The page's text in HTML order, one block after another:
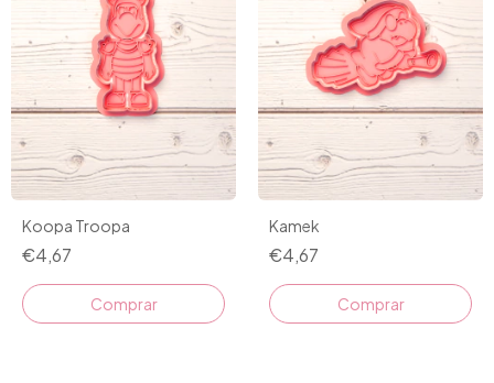
Koopa Troopa
€4,67
Comprar
Kamek
€4,67
Comprar